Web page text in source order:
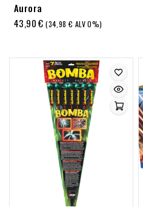
Aurora
43,90€ (34,98€ ALV 0%)